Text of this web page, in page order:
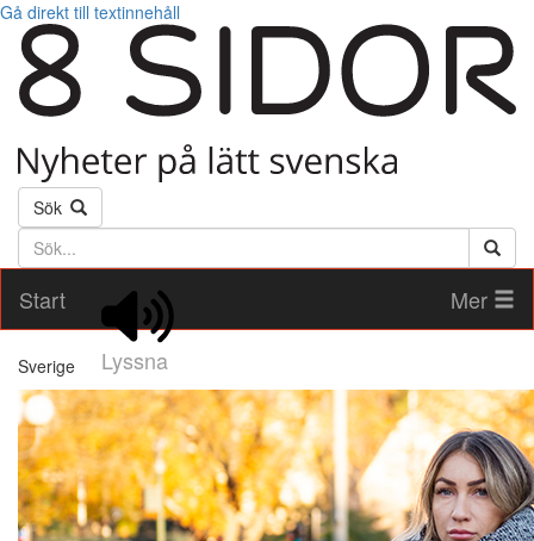
Gå direkt till textinnehåll
Sök
Söktext
Start
Lyssna
Mer
Sverige